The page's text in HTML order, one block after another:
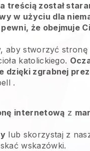
treścią został
w użyciu dla
że obejmuje
aby stworzyć stronę
katolickiego.
dzięki zgrabnej
.
internetową z
lub skorzystaj z
wskazówki.